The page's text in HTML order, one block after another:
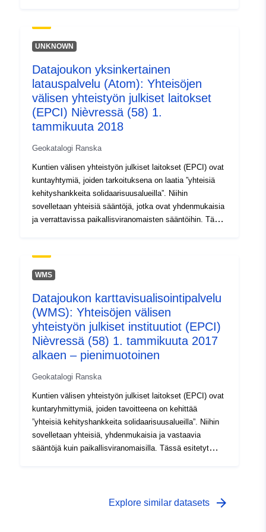
Kuntayhteisö (CC); Union d’Agglomération Nouvelle
(SAN); Metropoli (ME). Lisäksi on olemassa EPCI-
yhteiset ammattiliitot (SIVU), yhteisöjen väliset
moniammatilliset ammattiliitot (SIVOM), suljetut
ammattiliitot (SM Closed) ja avoimet sekaliitot (Avoin
yhteisliitto).
UNKNOWN
Datajoukon yksinkertainen
latauspalvelu (Atom): Yhteisöjen
välisen yhteistyön julkiset laitokset
(EPCI) Nièvressä (58) 1.
tammikuuta 2018
Geokatalogi Ranska
Kuntien välisen yhteistyön julkiset laitokset (EPCI) ovat
kuntayhtymiä, joiden tarkoituksena on laatia ”yhteisiä
kehityshankkeita solidaarisuusalueilla”. Niihin
sovelletaan yhteisiä sääntöjä, jotka ovat yhdenmukaisia
ja verrattavissa paikallisviranomaisten sääntöihin. Tässä
Kuntayhteisö (CC); Union d’Agglomération Nouvelle
(SAN); Metropoli (ME). Lisäksi on olemassa EPCI-
yhteiset ammattiliitot (SIVU), yhteisöjen väliset
moniammatilliset ammattiliitot (SIVOM), suljetut
ammattiliitot (SM Closed) ja avoimet sekaliitot (Avoin
yhteisliitto).
WMS
Datajoukon karttavisualisointipalvelu
(WMS): Yhteisöjen välisen
yhteistyön julkiset instituutiot (EPCI)
Nièvressä (58) 1. tammikuuta 2017
alkaen – pienimuotoinen
Geokatalogi Ranska
Kuntien välisen yhteistyön julkiset laitokset (EPCI) ovat
kuntaryhmittymiä, joiden tavoitteena on kehittää
”yhteisiä kehityshankkeita solidaarisuusalueilla”. Niihin
sovelletaan yhteisiä, yhdenmukaisia ja vastaavia
sääntöjä kuin paikallisviranomaisilla. Tässä esitetyt
d’Agglomerération Nouvelle (SAN); Metropoli (ME). On
Explore similar datasets arrow_forward